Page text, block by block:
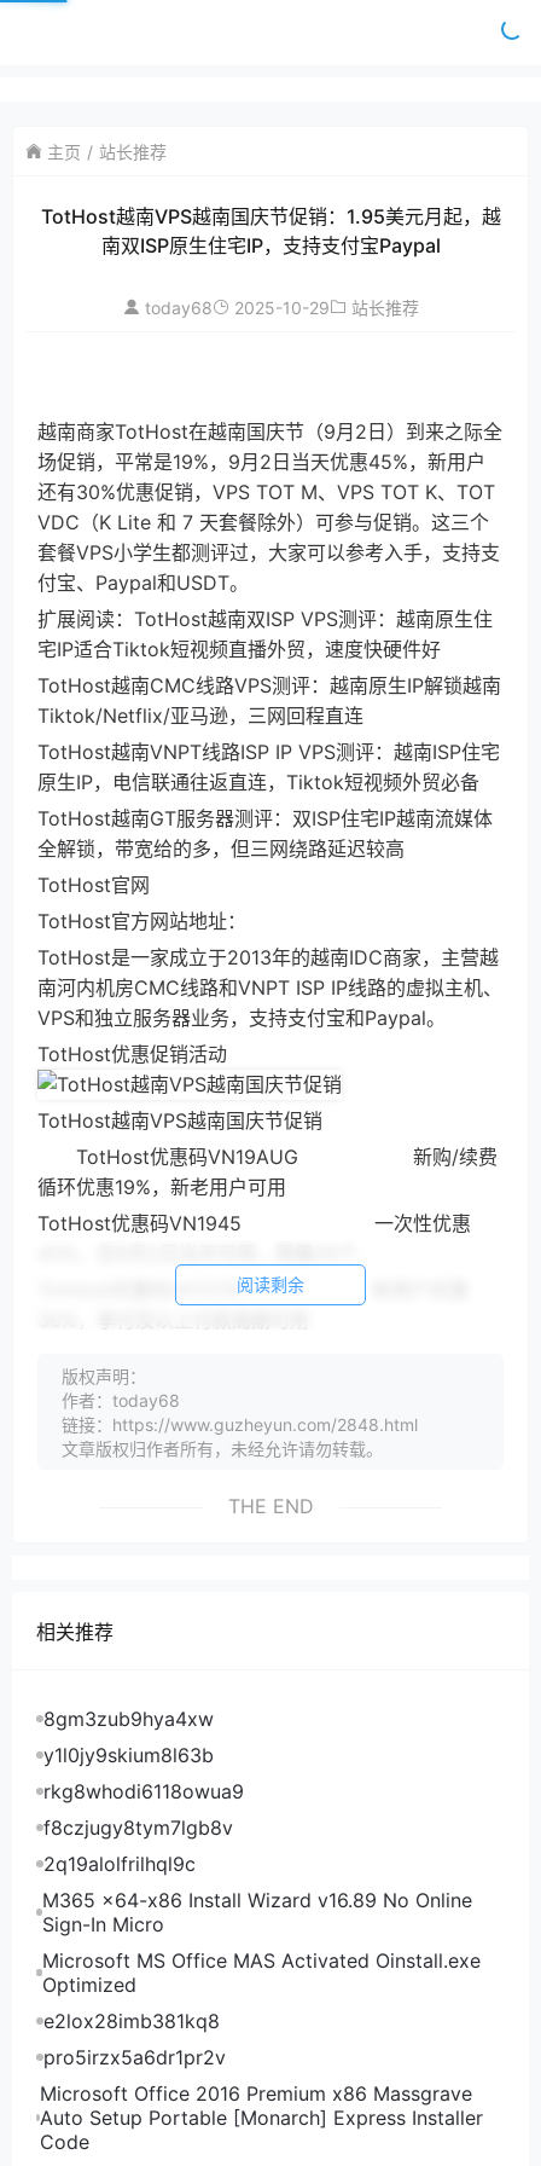
主页 站长推荐
TotHost越南VPS越南国庆节促销：1.95美元月起，越
南双ISP原生住宅IP，支持支付宝Paypal
today68 2025-10-29 站长推荐
越南商家TotHost在越南国庆节（9月2日）到来之际全
场促销，平常是19%，9月2日当天优惠45%，新用户
还有30%优惠促销，VPS TOT M、VPS TOT K、TOT
VDC（K Lite 和 7 天套餐除外）可参与促销。这三个
套餐VPS小学生都测评过，大家可以参考入手，支持支
付宝、Paypal和USDT。
扩展阅读：TotHost越南双ISP VPS测评：越南原生住
宅IP适合Tiktok短视频直播外贸，速度快硬件好
TotHost越南CMC线路VPS测评：越南原生IP解锁越南
Tiktok/Netflix/亚马逊，三网回程直连
TotHost越南VNPT线路ISP IP VPS测评：越南ISP住宅
原生IP，电信联通往返直连，Tiktok短视频外贸必备
TotHost越南GT服务器测评：双ISP住宅IP越南流媒体
全解锁，带宽给的多，但三网绕路延迟较高
TotHost官网
TotHost官方网站地址：
TotHost是一家成立于2013年的越南IDC商家，主营越
南河内机房CMC线路和VNPT ISP IP线路的虚拟主机、
VPS和独立服务器业务，支持支付宝和Paypal。
TotHost优惠促销活动
TotHost越南VPS越南国庆节促销
TotHost优惠码VN19AUG 新购/续费
循环优惠19%，新老用户可用
TotHost优惠码VN1945 一次性优惠
TotHost优惠码HITOT8 新用户优惠
TotHost越南VPS，VPS TOT K套餐，KVM虚拟化，2
核2G内存开始可选Windows2012/2016/2019操作系
统，可选CMC线路和VNPT线路：
美元/月 点此购买 1核 1GB 20GB SSD 3.56美元/月 点
7.28美元/月 点此购买 2核 4GB 40GB SSD 8.28美元/
TotHost的VPS TOT M套餐，VMWare虚拟化，1核2G
内存开始可选Windows2012/2016/2019操作系统，
VNPT线：
CPU 内存 硬盘 价格 购买地址 1核 1GB 20GB SSD
5.8美元/月 点此购买 1核 2GB 20GB SSD 7.8美元/月
点此购买 2核 2GB 40GB SSD 13美元/月 点此购买 2
核 4GB 40GB SSD 16.6美元/月 点此购买 3核 3GB
40GB SSD 36.4美元/月 点此购买 3核 6GB 60GB
SSD 24.2美元/月 点此购买 4核 4GB 60GB SSD 22.2
美元/月 点此购买 4核 6GB 80GB SSD 26.6美元/月
点此购买 6核 8GB 100GB SSD 23.4美元/月 点此购买
6核 10GB 120GB SSD 37美元/月 点此购买 1核 1GB
20GB SSD 1.8美元/7天 点此购买 1核 2GB 20GB SSD
2.38美元/7天 点此购买 6核 8GB 100GB SSD 8.8美
元/7天 点此购买 6核 10GB 120GB SSD 9.72美元/7天
阅读剩余
版权声明：
作者：today68
链接：https://www.guzheyun.com/2848.html
文章版权归作者所有，未经允许请勿转载。
THE END
相关推荐
8gm3zub9hya4xw
y1l0jy9skium8l63b
rkg8whodi6118owua9
f8czjugy8tym7lgb8v
2q19alolfrilhql9c
M365 x64-x86 Install Wizard v16.89 No Online
Sign-In Micro
Microsoft MS Office MAS Activated Oinstall.exe
Optimized
e2lox28imb381kq8
pro5irzx5a6dr1pr2v
Microsoft Office 2016 Premium x86 Massgrave
Auto Setup Portable [Monarch] Express Installer
Code